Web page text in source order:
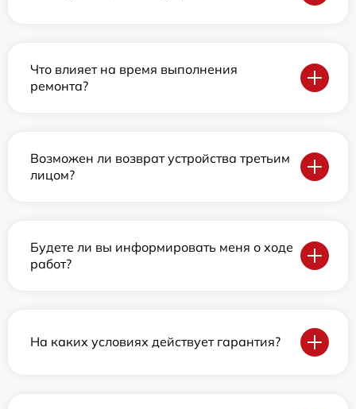
Что влияет на время выполнения
ремонта?
Возможен ли возврат устройства третьим
лицом?
Будете ли вы информировать меня о ходе
работ?
На каких условиях действует гарантия?